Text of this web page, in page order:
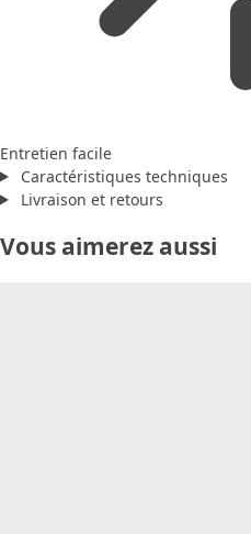
Entretien facile
Caractéristiques techniques
Livraison et retours
Vous aimerez aussi